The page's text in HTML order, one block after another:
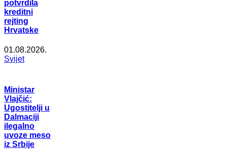
potvrdila
kreditni
rejting
Hrvatske
01.08.2026.
Svijet
Ministar
Vlajčić:
Ugostitelji u
Dalmaciji
ilegalno
uvoze meso
iz Srbije